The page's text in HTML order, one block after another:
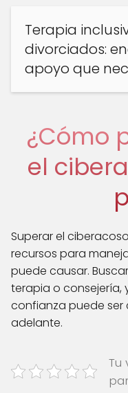
Terapia
divorciados:
apoyo que
¿Cómo
el
Superar el
recursos para
puede causar.
terapia o consejería,
confianza puede ser
adelante.
Tu